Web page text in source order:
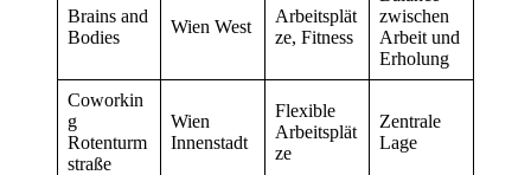
Brains and
Bodies
Wien West
Arbeitsplät
ze, Fitness
zwischen
Arbeit und
Erholung
Coworkin
g
Rotenturm
straße
Wien
Innenstadt
Flexible
Arbeitsplät
ze
Zentrale
Lage